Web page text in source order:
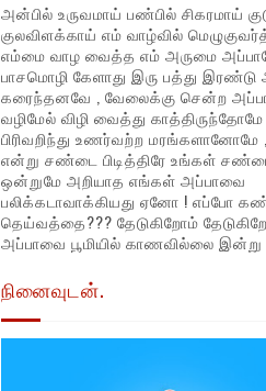
அன்பில் உருவமாய் பண்பில் சிகரமாய்
குலவிளக்காய் எம் வாழ்வில்
எம்மை வாழ வைத்த எம் அருமை
பாசமொழி கேளாது இரு பத்து
கரைந்தனவே , வேலைக்கு சென்ற
வழிமேல் விழி வைத்து
பிரிவறிந்து உணர்வற்ற
என்று சண்டை பிடித்திரே உங்கள்
ஒன்றுமே அறியாத எங்கள் அப்பாவை
பலிக்கடாவாக்கியது ஏனோ ! எப்போ
தெய்வத்தை??? தேடுகிறோம்
அப்பாவை பூமியில் காணவில்லை இன்று
நினைவுடன்.